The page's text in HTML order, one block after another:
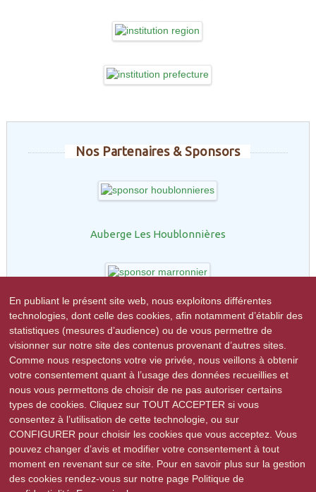
Nos Partenaires & Sponsors
Auberge Les Houblonnières
Restaurant le Marronnier
R-GDS
En publiant le présent site web, nous exploitons différentes
technologies, dont celle des cookies, afin notamment d’établir des
statistiques (mesures d’audience) ou de vous permettre de
visionner sur notre site des contenus provenant d’autres sites.
Comme nous respectons votre vie privée, nous veillons à obtenir
votre consentement quant à l’usage des données recueillies et
nous vous permettons de choisir de ne pas autoriser certains
types de cookies. Cliquez sur TOUT ACCEPTER si vous
consentez à l’utilisation de cette technologie, ou sur
CONFIGURER pour choisir les cookies que vous acceptez. Vous
pouvez changer d’avis et modifier votre consentement à tout
moment en revenant sur ce site. Pour en savoir plus sur la gestion
des cookies rendez-vous sur notre page Politique de